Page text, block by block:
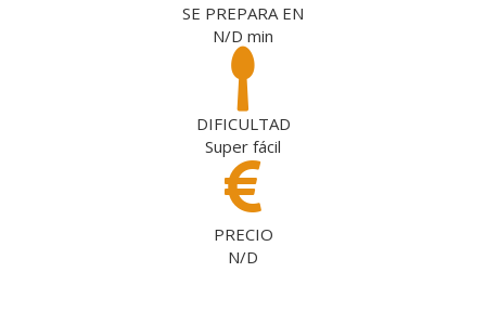
SE PREPARA EN
N/D min
DIFICULTAD
Super fácil
PRECIO
N/D